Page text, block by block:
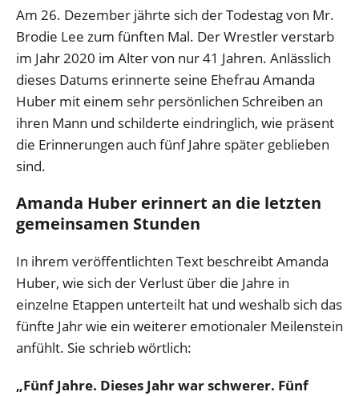
Am 26. Dezember jährte sich der Todestag von Mr.
Brodie Lee zum fünften Mal. Der Wrestler verstarb
im Jahr 2020 im Alter von nur 41 Jahren. Anlässlich
dieses Datums erinnerte seine Ehefrau Amanda
Huber mit einem sehr persönlichen Schreiben an
ihren Mann und schilderte eindringlich, wie präsent
die Erinnerungen auch fünf Jahre später geblieben
sind.
Amanda Huber erinnert an die letzten
gemeinsamen Stunden
In ihrem veröffentlichten Text beschreibt Amanda
Huber, wie sich der Verlust über die Jahre in
einzelne Etappen unterteilt hat und weshalb sich das
fünfte Jahr wie ein weiterer emotionaler Meilenstein
anfühlt. Sie schrieb wörtlich:
„Fünf Jahre. Dieses Jahr war schwerer. Fünf